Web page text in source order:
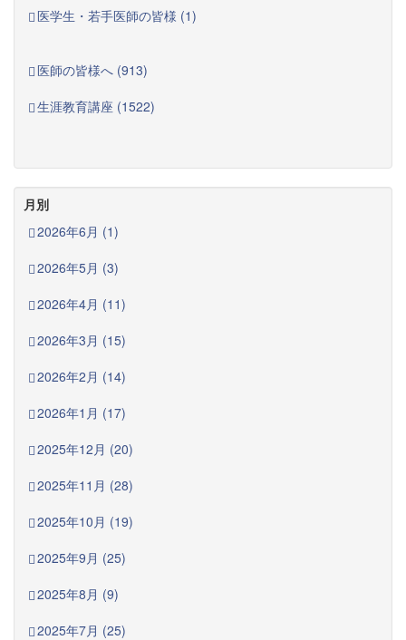
医学生・若手医師の皆様 (1)
医師の皆様へ (913)
生涯教育講座 (1522)
月別
2026年6月 (1)
2026年5月 (3)
2026年4月 (11)
2026年3月 (15)
2026年2月 (14)
2026年1月 (17)
2025年12月 (20)
2025年11月 (28)
2025年10月 (19)
2025年9月 (25)
2025年8月 (9)
2025年7月 (25)